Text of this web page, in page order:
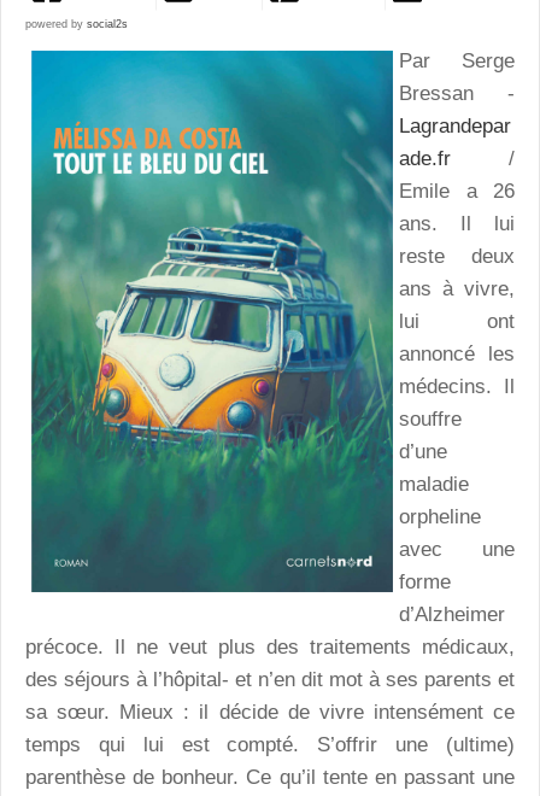
powered by social2s
Par Serge
Bressan -
Lagrandepar
ade.fr /
Emile a 26
ans. Il lui
reste deux
ans à vivre,
lui ont
annoncé les
médecins. Il
souffre
d’une
maladie
orpheline
avec une
forme
d’Alzheimer
précoce. Il ne veut plus des traitements médicaux,
des séjours à l’hôpital- et n’en dit mot à ses parents et
sa sœur. Mieux : il décide de vivre intensément ce
temps qui lui est compté. S’offrir une (ultime)
parenthèse de bonheur. Ce qu’il tente en passant une